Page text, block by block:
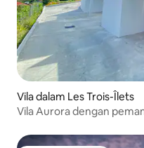
Vila dalam Les Trois-Îlets
Vila Aurora dengan